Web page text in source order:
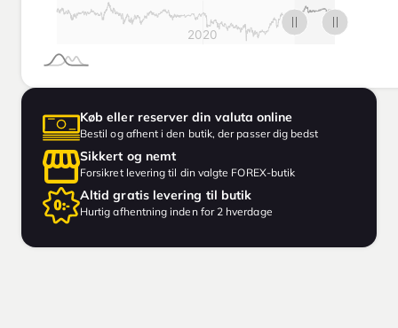
Køb eller reserver din valuta online
Bestil og afhent i den butik, der passer dig bedst
Sikkert og nemt
Forsikret levering til din valgte FOREX-butik
Altid gratis levering til butik
Hurtig afhentning inden for 2 hverdage